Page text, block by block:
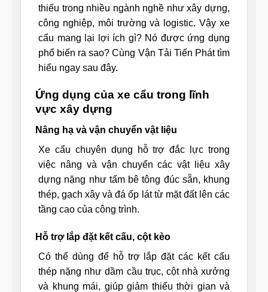
thiếu trong nhiều ngành nghề như xây dựng,
công nghiệp, môi trường và logistic. Vậy xe
cẩu mang lại lợi ích gì? Nó được ứng dụng
phổ biến ra sao? Cùng Vận Tải Tiến Phát tìm
hiểu ngay sau đây.
Ứng dụng của xe cẩu trong lĩnh
vực xây dựng
Nâng hạ và vận chuyển vật liệu
Xe cẩu chuyên dụng hỗ trợ đắc lực trong
việc nâng và vận chuyển các vật liệu xây
dựng nặng như tấm bê tông đúc sẵn, khung
thép, gạch xây và đá ốp lát từ mặt đất lên các
tầng cao của công trình.
Hỗ trợ lắp đặt kết cấu, cột kèo
Có thể dùng để hỗ trợ lắp đặt các kết cấu
thép nặng như dầm cầu trục, cột nhà xưởng
và khung mái, giúp giảm thiểu thời gian và